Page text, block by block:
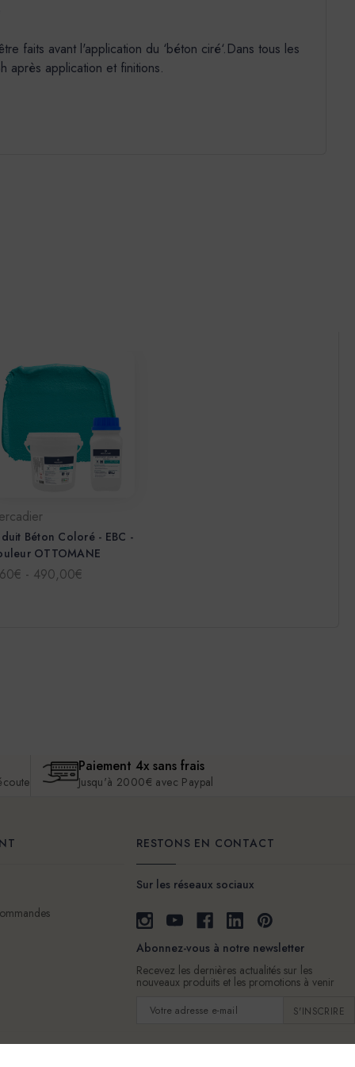
faits avant l'application du ‘béton ciré‘.Dans tous les
après application et finitions.
Béton Coloré - EBC -
OTTOMANE
- 490,00€
Paiement 4x sans frais
Jusqu'à 2000€ avec Paypal
RESTONS EN CONTACT
Sur les réseaux sociaux
Abonnez-vous à notre newsletter
Recevez les dernières actualités sur les
nouveaux produits et les promotions à venir
Adresse
mail